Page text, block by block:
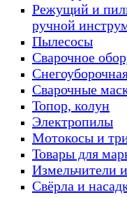
Режущий и
ручной
Пылесосы
Сварочное
Сварочные
Топор, колун
Электропилы
Мотокосы и
Товары для
Измельчители
Свёрла и